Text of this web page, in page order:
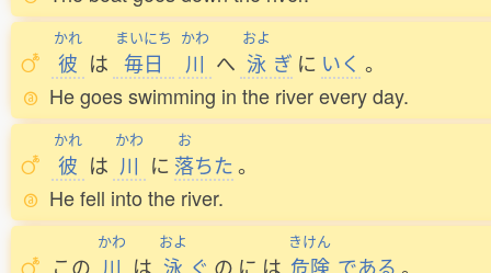
かれ
彼 は
まいにち
毎日
かわ
川 へ
およ
泳 ぎ に いく 。
He goes swimming in the river every day.
かれ
彼 は
かわ
川 に
お
落ちた。
He fell into the river.
この
かわ
川 は
およ
泳 ぐ の に は
きけん
危険 である 。